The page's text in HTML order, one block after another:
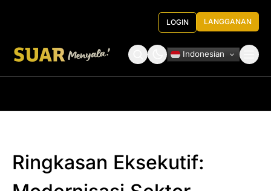
LOGIN LANGGANAN
Indonesian
Ringkasan Eksekutif: